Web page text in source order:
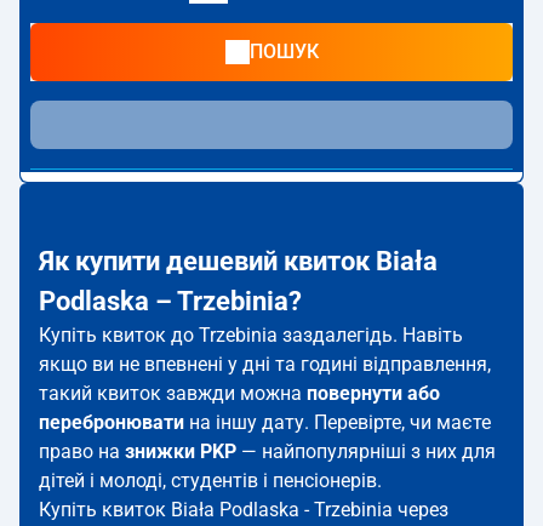
ПОШУК
Як купити дешевий квиток Biała
Podlaska – Trzebinia?
Купіть квиток до Trzebinia заздалегідь. Навіть
якщо ви не впевнені у дні та годині відправлення,
такий квиток завжди можна повернути або
перебронювати на іншу дату. Перевірте, чи маєте
право на знижки PKP — найпопулярніші з них для
дітей і молоді, студентів і пенсіонерів.
Купіть квиток Biała Podlaska - Trzebinia через